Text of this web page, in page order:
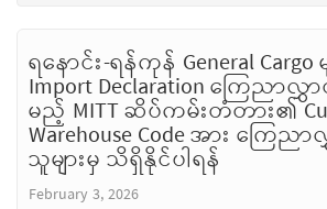
ရနောင်း-ရန်ကုန် General
Import Declaration ကြေညာ
မည့် MITT ဆိပ်ကမ်းတံတား၏
Warehouse Code အား ကြေ
သူများမှ သိရှိနိုင်ပါရန်
February 3, 2026